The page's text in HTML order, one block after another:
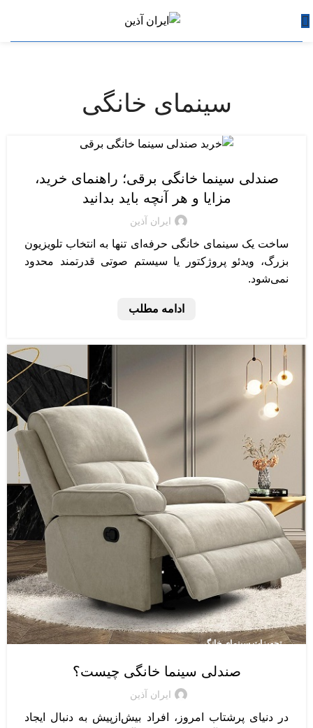
سینمای خانگی
تجهیزات سینمای خانگی
صندلی سینما خانگی برقی؛ راهنمای خرید،
مزایا و هر آنچه باید بدانید
ایران آذین
ساخت یک سینمای خانگی حرفه‌ای تنها به انتخاب تلویزیون
بزرگ، ویدئو پروژکتور یا سیستم صوتی قدرتمند محدود
نمی‌شود.
ادامه مطلب
تجهیزات سینمای خانگی
صندلی سینما خانگی چیست؟
ایران آذین
در دنیای پرشتاب امروز، افراد بیش‌از‌پیش به دنبال ایجاد